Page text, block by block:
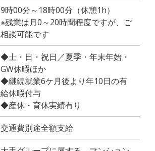
9時00分～18時00分（休憩1h）
※残業は月0～20時間程度ですが、ご
相談可能です
◆土・日・祝日／夏季・年末年始・
GW休暇ほか
◆継続就業6ケ月後より年10日の有
給休暇付与
◆産休・育休実績有り
交通費別途全額支給